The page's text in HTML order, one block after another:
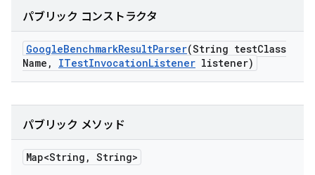
パブリック コンストラクタ
GoogleBenchmarkResultParser(String testClass
Name , ITestInvocationListener listener)
パブリック メソッド
Map<String , String>